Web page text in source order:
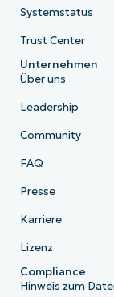
Systemstatus
Trust Center
Unternehmen
Über uns
Leadership
Community
FAQ
Presse
Karriere
Lizenz
Compliance
Hinweis zum